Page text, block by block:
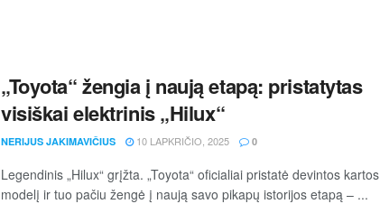
„Toyota“ žengia į naują etapą: pristatytas
visiškai elektrinis „Hilux“
NERIJUS JAKIMAVIČIUS 10 LAPKRIČIO, 2025 0
Legendinis „Hilux“ grįžta. „Toyota“ oficialiai pristatė devintos kartos
modelį ir tuo pačiu žengė į naują savo pikapų istorijos etapą – ...